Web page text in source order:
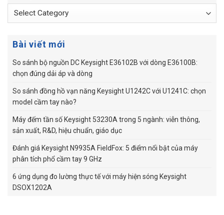
Chuyên
Bài viết mới
So sánh bộ nguồn DC Keysight E36102B với dòng E36100B:
chọn đúng dải áp và dòng
So sánh đồng hồ vạn năng Keysight U1242C với U1241C: chọn
model cầm tay nào?
Máy đếm tần số Keysight 53230A trong 5 ngành: viễn thông,
sản xuất, R&D, hiệu chuẩn, giáo dục
Đánh giá Keysight N9935A FieldFox: 5 điểm nổi bật của máy
phân tích phổ cầm tay 9 GHz
6 ứng dụng đo lường thực tế với máy hiện sóng Keysight
DSOX1202A